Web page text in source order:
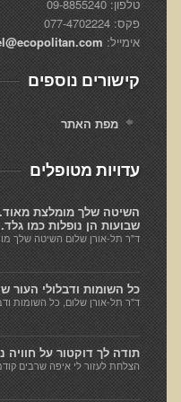
עיבוד מזון - כל הסודות
המלח השחור העשיר בגופרית מנפאל
הקשר התזונתי בין דלקת לסוכרת
כיצד מזונות תמימים הורסים את
כיצד לחיות חיים ארוכים ובריאים
המזון – תרופה או מניעה
טיפול בהפרעות קשב וריכוז, אוטיזם
טיהור רעלים בראי הרפואה
בריאות המוח
תנועת המזון הבריא בשוליים
סרטן ובדיקת ה-AMAS
חיסונים ונושאים נוספים
הרצאה בנושא ניקוי רעלים
טבעונות במשפחה
טלפון: 09-8855240
פקס: 077-4702224
אימייל:
קישורים נוספים
מפת האתר
עדויות מטופלים
השיטה שלך מומלצת
שבועות הן נופלות כמו
ד"ר תל-אורן שלום השיטה שלך
כל השומות ודבלולי העור
ד"ר תל-אורן שלום, כל השומות
תודה לך דוקטור על חוויה
הצלחת לעזור לי איפה שרבים